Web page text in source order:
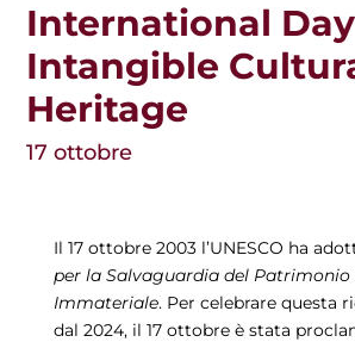
International
Intangible
Heritage
17 ottobre
Il 17 ottobre 2003 l’UNESCO ha
per la Salvaguardia del Patrimonio
Immateriale. Per celebrare questa
dal 2024, il 17 ottobre è stata